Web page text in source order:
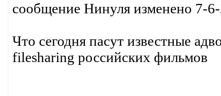
сообщение Нинуля изменено 7-
Что сегодня пасут известные
filesharing